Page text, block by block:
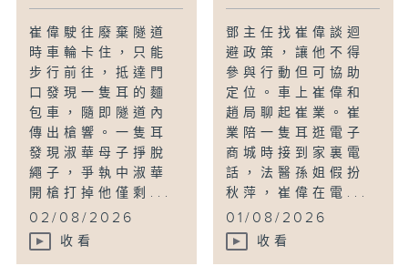
崔偉駛往廢棄隧道
時車輪卡住，只能
步行前往，抵達門
口發現一隻耳的麵
包車，隨即隧道內
傳出槍響。一隻耳
發現淑華母子掙脫
繩子，爭執中淑華
開槍打掉他僅剩...
02/08/2026
收看
鄧主任找崔偉談迴
避政策，讓他不得
參與行動但可協助
定位。車上崔偉和
趙局聊起崔業。崔
業陪一隻耳逛電子
商城時接到家裏電
話，法醫孫姐假扮
秋萍，崔偉在電...
01/08/2026
收看